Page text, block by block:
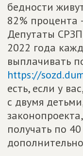
бедности
82% процента
Депутаты
2022 года
выплачивать
https://
есть, если у
с двумя
получать по